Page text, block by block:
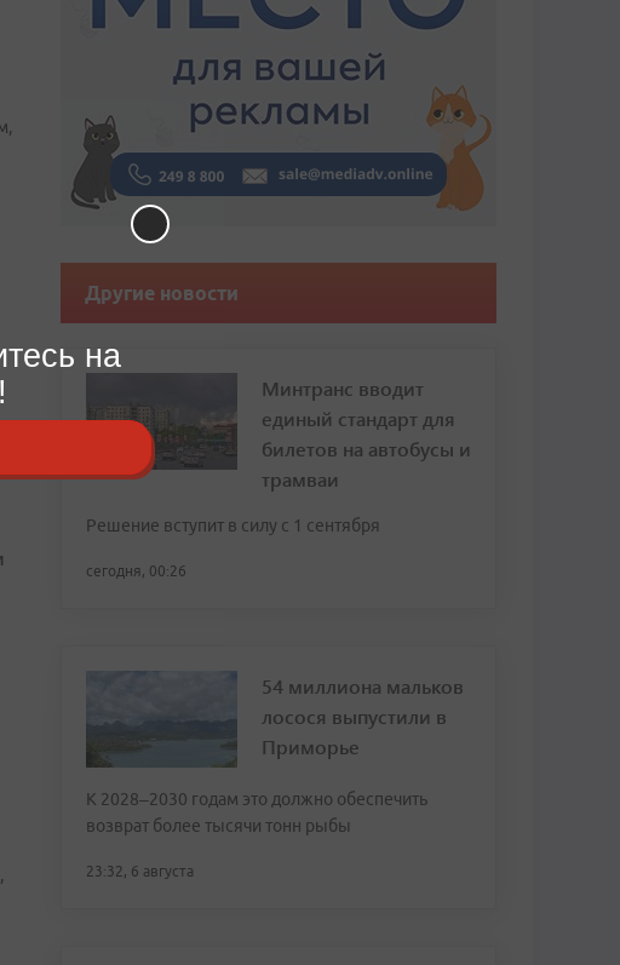
Другие новости
Минтранс вводит
единый стандарт для
билетов на автобусы и
трамваи
Решение вступит в силу с 1 сентября
сегодня, 00:26
54 миллиона мальков
лосося выпустили в
Приморье
К 2028–2030 годам это должно обеспечить
возврат более тысячи тонн рыбы
23:32, 6 августа
на